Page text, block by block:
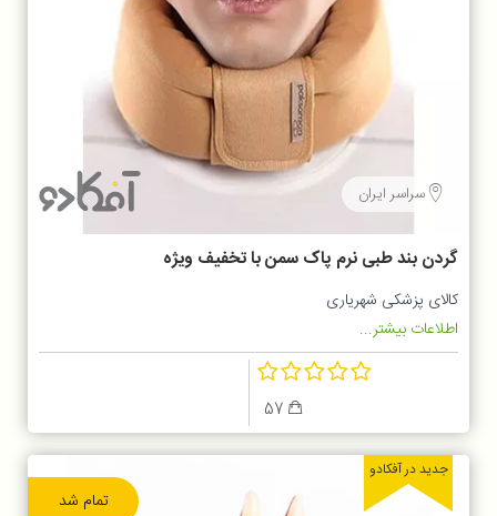
سراسر ایران
گردن بند طبی نرم پاک سمن با تخفیف ویژه
کالای پزشکی شهریاری
اطلاعات بیشتر...
57
تمام شد
جدید در آفکادو